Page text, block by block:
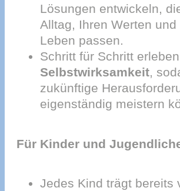
Lösungen entwickeln,
Alltag, Ihren Werten und
Leben passen.
Schritt für Schritt
Selbstwirksamkeit,
zukünftige
eigenständig meistern
Für Kinder und
Jedes Kind trägt bereits